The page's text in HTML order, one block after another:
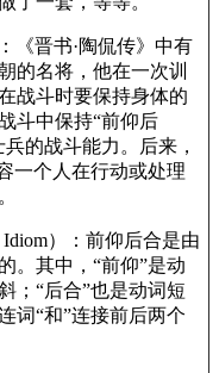
《晋书·陶侃传》中有
的名将，他在一次训
战斗时要保持身体的
斗中保持“前仰后
的战斗能力。后来，
一个人在行动或处理
Idiom）：前仰后合是由
。其中，“前仰”是动
；“后合”也是动词短
词“和”连接前后两个